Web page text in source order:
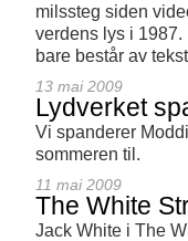
milssteg siden
verdens lys i
bare består av
13 mai 2009
Lydverket
Vi spanderer
sommeren til.
11 mai 2009
The White
Jack White i The